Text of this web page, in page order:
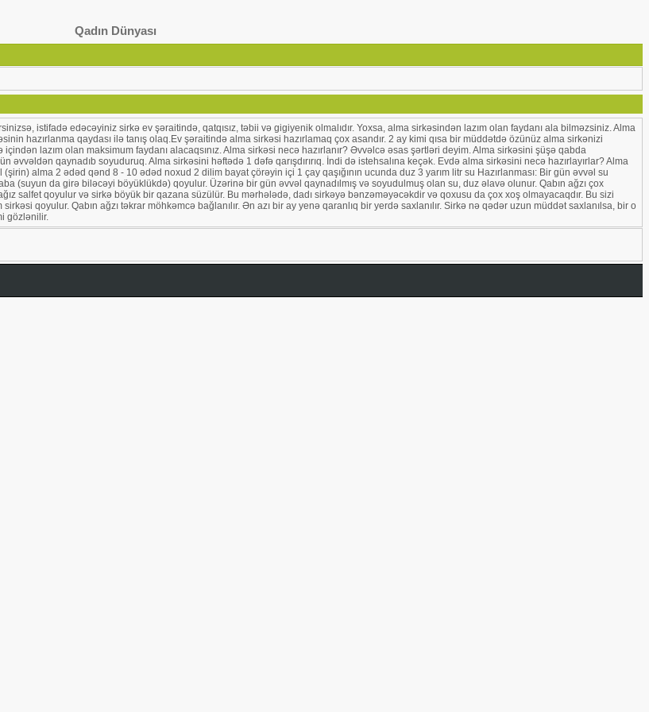
Qadın Dünyası
istifadə edəcəyiniz sirkə ev şəraitində, qatqısız, təbii və gigiyenik olmalıdır. Yoxsa, alma sirkəsindən lazım olan faydanı ala bilməzsiniz. Alma
hazırlanma qaydası ilə tanış olaq.Ev şəraitində alma sirkəsi hazırlamaq çox asandır. 2 ay kimi qısa bir müddətdə özünüz alma sirkənizi
içindən lazım olan maksimum faydanı alacaqsınız. Alma sirkəsi necə hazırlanır? Əvvəlcə əsas şərtləri deyim. Alma sirkəsini şüşə qabda
qaynadıb soyuduruq. Alma sirkəsini həftədə 1 dəfə qarışdırırıq. İndi də istehsalına keçək. Evdə alma sirkəsini necə hazırlayırlar? Alma
alma 2 ədəd qənd 8 - 10 ədəd noxud 2 dilim bayat çörəyin içi 1 çay qaşığının ucunda duz 3 yarım litr su Hazırlanması: Bir gün əvvəl su
(suyun da girə biləcəyi böyüklükdə) qoyulur. Üzərinə bir gün əvvəl qaynadılmış və soyudulmuş olan su, duz əlavə olunur. Qabın ağzı çox
salfet qoyulur və sirkə böyük bir qazana süzülür. Bu mərhələdə, dadı sirkəyə bənzəməyəcəkdir və qoxusu da çox xoş olmayacaqdır. Bu sizi
qoyulur. Qabın ağzı təkrar möhkəmcə bağlanılır. Ən azı bir ay yenə qaranlıq bir yerdə saxlanılır. Sirkə nə qədər uzun müddət saxlanılsa, bir o
gözlənilir.